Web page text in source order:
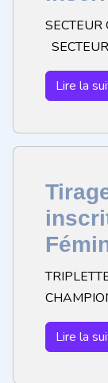
SECTEUR
Lire la
Lire la